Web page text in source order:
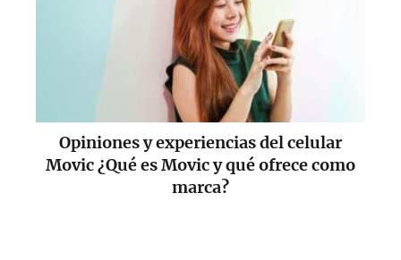
Opiniones y experiencias del celular
Movic ¿Qué es Movic y qué ofrece como
marca?